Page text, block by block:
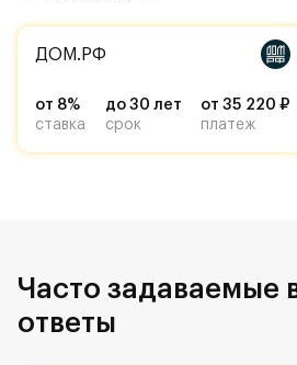
ДОМ.РФ
от 8%
ставка
до 30 лет
срок
от 35 220 ₽
платеж
Часто задаваемые
ответы